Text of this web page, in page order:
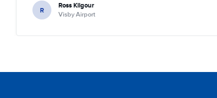
R Ross Kilgour
Visby Airport